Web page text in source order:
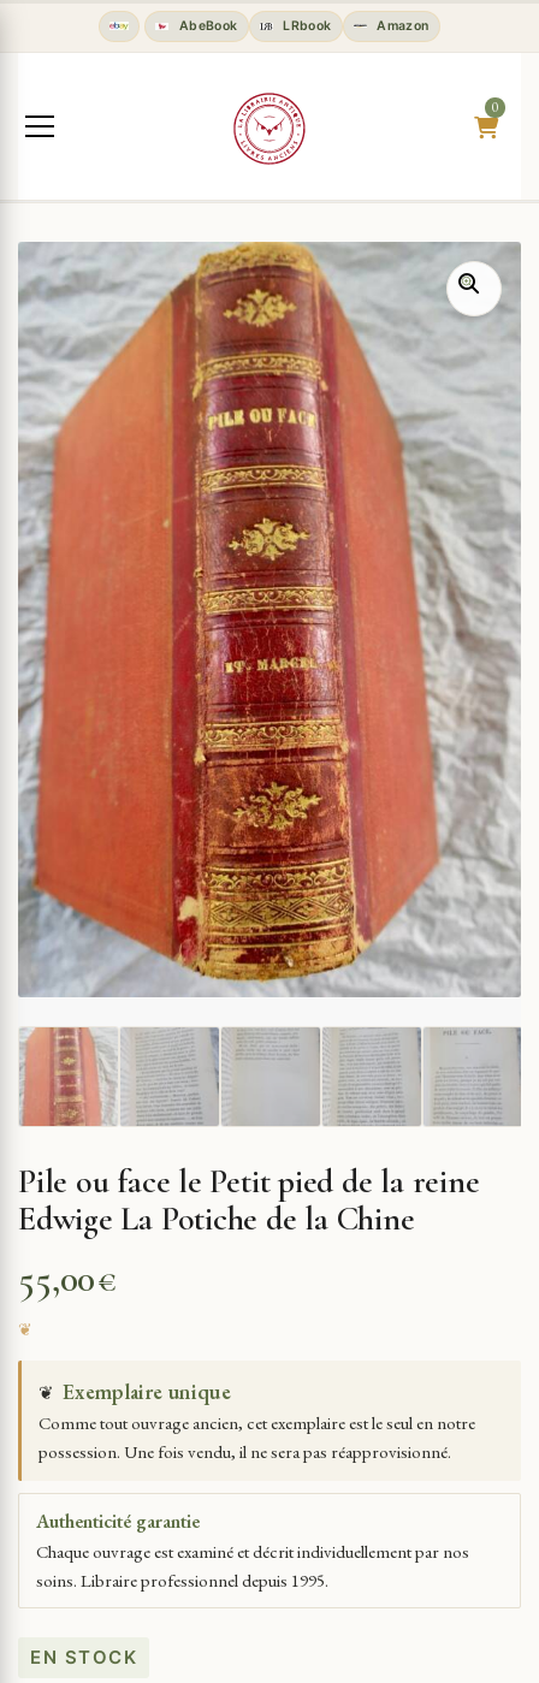
AbeBook LRbook Amazon
0
Pile ou face le Petit pied de la reine
Edwige La Potiche de la Chine
55,00€
❦ Exemplaire unique
Comme tout ouvrage ancien, cet exemplaire est le seul en notre
possession. Une fois vendu, il ne sera pas réapprovisionné.
Authenticité garantie
Chaque ouvrage est examiné et décrit individuellement par nos
soins. Libraire professionnel depuis 1995.
EN STOCK